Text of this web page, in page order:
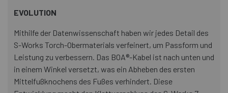
EVOLUTION
Mithilfe der Datenwissenschaft haben wir jedes Detail des
S-Works Torch-Obermaterials verfeinert, um Passform und
Leistung zu verbessern. Das BOA®-Kabel ist nach unten und
in einem Winkel versetzt, was ein Abheben des ersten
Mittelfußknochens des Fußes verhindert. Diese